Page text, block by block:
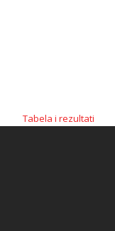
Tabela i rezultati